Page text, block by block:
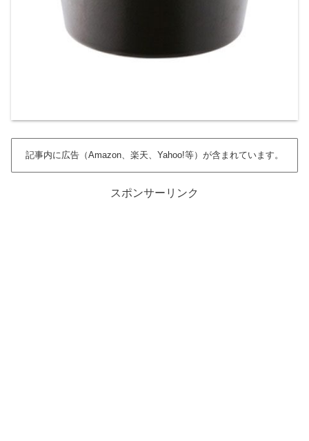
記事内に広告（Amazon、楽天、Yahoo!等）が含まれています。
スポンサーリンク